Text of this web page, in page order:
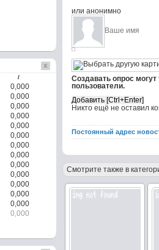
или анонимно
Создавать опрос
пользователи.
Никто ещё не оставил
Постоянный адрес
Смотрите также в
/
0,000
0,000
0,000
0,000
0,000
0,000
0,000
0,000
0,000
0,000
0,000
0,000
0,000
0,000